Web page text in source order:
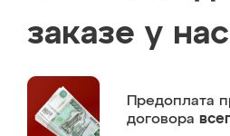
заказе у нас
Предоплата
договора